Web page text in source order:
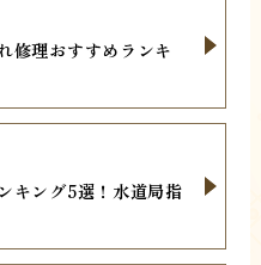
修理おすすめランキ
キング5選！水道局指